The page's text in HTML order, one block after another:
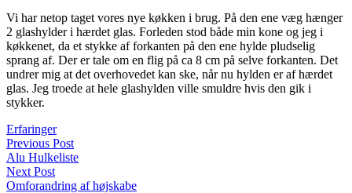
Vi har netop taget vores nye køkken i brug. På den ene væg hænger
2 glashylder i hærdet glas. Forleden stod både min kone og jeg i
køkkenet, da et stykke af forkanten på den ene hylde pludselig
sprang af. Der er tale om en flig på ca 8 cm på selve forkanten. Det
undrer mig at det overhovedet kan ske, når nu hylden er af hærdet
glas. Jeg troede at hele glashylden ville smuldre hvis den gik i
stykker.
Erfaringer
Previous Post
Alu Hulkeliste
Next Post
Omforandring af højskabe